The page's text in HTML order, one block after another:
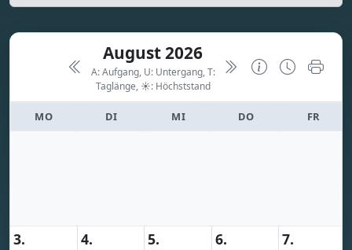
August 2026
A: Aufgang, U: Untergang, T:
Taglänge, ☀: Höchststand
MO DI MI DO FR
3. 4. 5. 6. 7.